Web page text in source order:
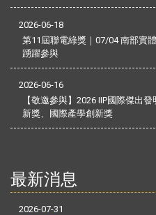
2026-06-18
第11屆聯電綠獎｜07/04 南部實
踴躍參與
2026-06-16
【敬邀參與】2026 IIP國際傑出
新獎、國際產學創新獎
最新消息
2026-07-31